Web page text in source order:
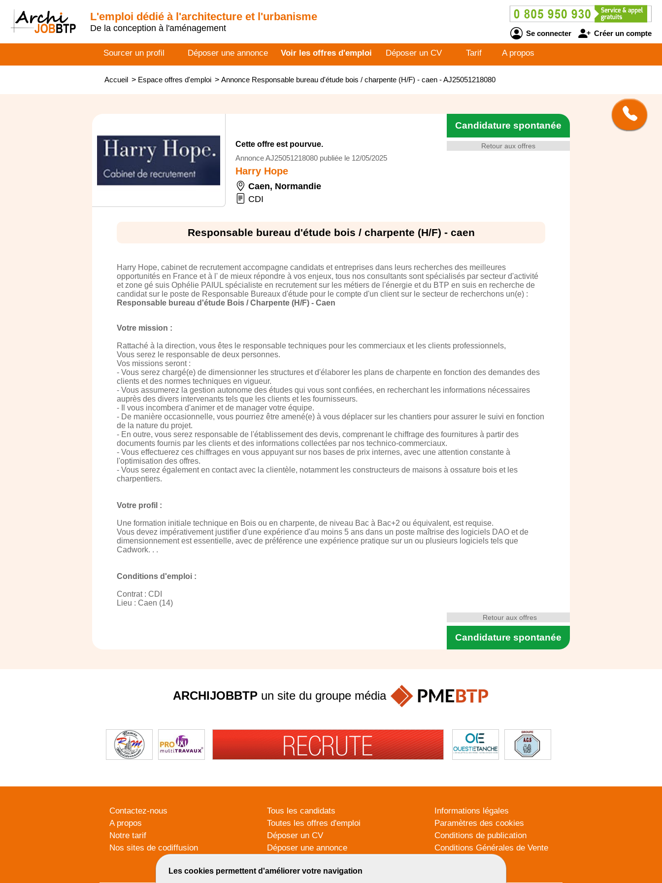
L'emploi dédié à l'architecture et l'urbanisme
De la conception à l'aménagement
Se connecter Créer un compte
Sourcer un profil Déposer une annonce Voir les offres d'emploi Déposer un CV Tarif A propos
Accueil > Espace offres d'emploi > Annonce Responsable bureau d'étude bois / charpente (H/F) - caen - AJ25051218080
Retour aux offres
Candidature spontanée
Cette offre est pourvue.
Annonce AJ25051218080 publiée le 12/05/2025
Harry Hope
Caen, Normandie
CDI
Responsable bureau d'étude bois / charpente (H/F) - caen
Harry Hope, cabinet de recrutement accompagne candidats et entreprises dans leurs recherches des meilleures
opportunités en France et à l' de mieux répondre à vos enjeux, tous nos consultants sont spécialisés par secteur d'activité
et zone gé suis Ophélie PAIUL spécialiste en recrutement sur les métiers de l'énergie et du BTP en suis en recherche de
candidat sur le poste de Responsable Bureaux d'étude pour le compte d'un client sur le secteur de recherchons un(e) :
Responsable bureau d'étude Bois / Charpente (H/F) - Caen
Votre mission :
Rattaché à la direction, vous êtes le responsable techniques pour les commerciaux et les clients professionnels,
Vous serez le responsable de deux personnes.
Vos missions seront :
- Vous serez chargé(e) de dimensionner les structures et d'élaborer les plans de charpente en fonction des demandes des
clients et des normes techniques en vigueur.
- Vous assumerez la gestion autonome des études qui vous sont confiées, en recherchant les informations nécessaires
auprès des divers intervenants tels que les clients et les fournisseurs.
- Il vous incombera d'animer et de manager votre équipe.
- De manière occasionnelle, vous pourriez être amené(e) à vous déplacer sur les chantiers pour assurer le suivi en fonction
de la nature du projet.
- En outre, vous serez responsable de l'établissement des devis, comprenant le chiffrage des fournitures à partir des
documents fournis par les clients et des informations collectées par nos technico-commerciaux.
- Vous effectuerez ces chiffrages en vous appuyant sur nos bases de prix internes, avec une attention constante à
l'optimisation des offres.
- Vous serez également en contact avec la clientèle, notamment les constructeurs de maisons à ossature bois et les
charpentiers.
Votre profil :
Une formation initiale technique en Bois ou en charpente, de niveau Bac à Bac+2 ou équivalent, est requise.
Vous devez impérativement justifier d'une expérience d'au moins 5 ans dans un poste maîtrise des logiciels DAO et de
dimensionnement est essentielle, avec de préférence une expérience pratique sur un ou plusieurs logiciels tels que
Cadwork. . .
Conditions d'emploi :
Contrat : CDI
Lieu : Caen (14)
Candidature spontanée
Retour aux offres
Les cookies permettent d'améliorer votre navigation
ARCHIJOBBTPun site du groupe média
Contactez-nous
A propos
Notre tarif
Nos sites de codiffusion
Tous les candidats
Toutes les offres d'emploi
Déposer un CV
Déposer une annonce
Informations légales
Paramètres des cookies
Conditions de publication
Conditions Générales de Vente